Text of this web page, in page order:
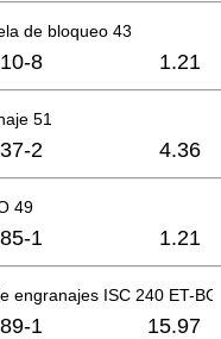
de bloqueo 43
8 1.21
51
2 4.36
49
1 1.21
engranajes ISC 240 ET-BG
1 15.97